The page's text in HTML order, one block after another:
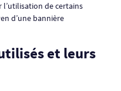
de certains
d’une bannière
et leurs